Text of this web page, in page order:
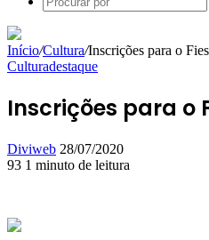
Início/Cultura/Inscrições para o
Culturadestaque
Inscrições para o
Diviweb Mande
um
28/07/2020
93 1 minuto de leitura